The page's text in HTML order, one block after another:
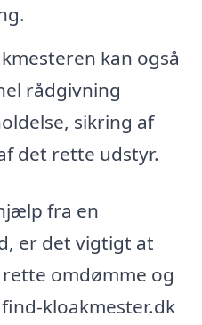
kan også
rådgivning
sikring af
det rette udstyr.
fra en
er det vigtigt at
omdømme og
kloakmester.dk